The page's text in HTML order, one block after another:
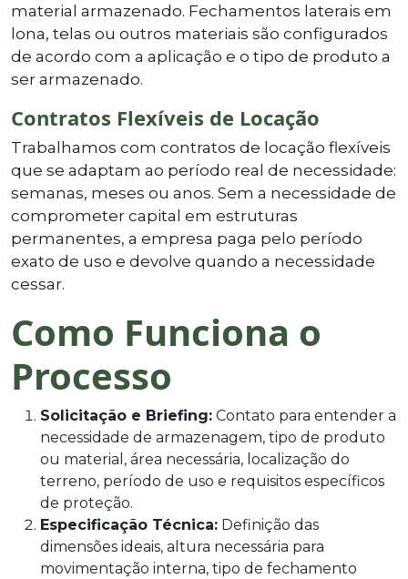
material armazenado. Fechamentos laterais em
lona, telas ou outros materiais são configurados
de acordo com a aplicação e o tipo de produto a
ser armazenado.
Contratos Flexíveis de Locação
Trabalhamos com contratos de locação flexíveis
que se adaptam ao período real de necessidade:
semanas, meses ou anos. Sem a necessidade de
comprometer capital em estruturas
permanentes, a empresa paga pelo período
exato de uso e devolve quando a necessidade
cessar.
Como Funciona o
Processo
Solicitação e Briefing: Contato para entender a
necessidade de armazenagem, tipo de produto
ou material, área necessária, localização do
terreno, período de uso e requisitos específicos
de proteção.
Especificação Técnica: Definição das
dimensões ideais, altura necessária para
movimentação interna, tipo de fechamento